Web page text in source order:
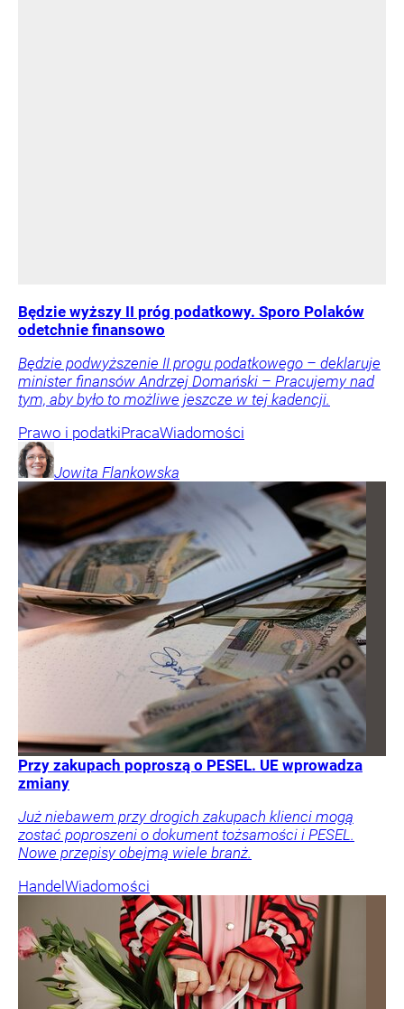
Będzie wyższy II próg podatkowy. Sporo Polaków
odetchnie finansowo
Będzie podwyższenie II progu podatkowego – deklaruje
minister finansów Andrzej Domański – Pracujemy nad
tym, aby było to możliwe jeszcze w tej kadencji.
Prawo i podatkiPracaWiadomości
Jowita Flankowska
Przy zakupach poproszą o PESEL. UE wprowadza
zmiany
Już niebawem przy drogich zakupach klienci mogą
zostać poproszeni o dokument tożsamości i PESEL.
Nowe przepisy obejmą wiele branż.
Handel Wiadomości